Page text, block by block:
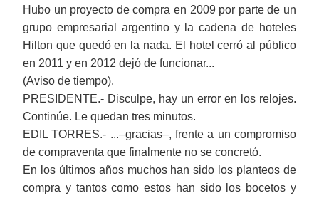
Hubo un proyecto de compra en 2009 por parte de un
grupo empresarial argentino y la cadena de hoteles
Hilton que quedó en la nada. El hotel cerró al público
en 2011 y en 2012 dejó de funcionar...
(Aviso de tiempo).
PRESIDENTE.- Disculpe, hay un error en los relojes.
Continúe. Le quedan tres minutos.
EDIL TORRES.- ...‒gracias‒, frente a un compromiso
de compraventa que finalmente no se concretó.
En los últimos años muchos han sido los planteos de
compra y tantos como estos han sido los bocetos y